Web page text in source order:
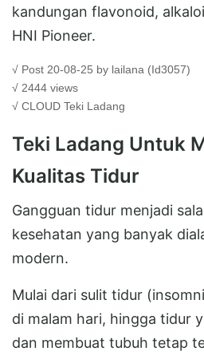
kandungan flavonoid,
HNI Pioneer.
√ Post 20-08-25 by lailana (Id3057)
√ 2444 views
√ CLOUD Teki Ladang
Teki Ladang Untuk
Kualitas Tidur
Gangguan tidur menjadi
kesehatan yang banyak
modern.
Mulai dari sulit tidur
di malam hari, hingga tidur
dan membuat tubuh tetap